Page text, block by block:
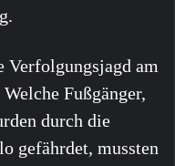
Verfolgungsjagd am
Fußgänger,
durch die
gefährdet, mussten